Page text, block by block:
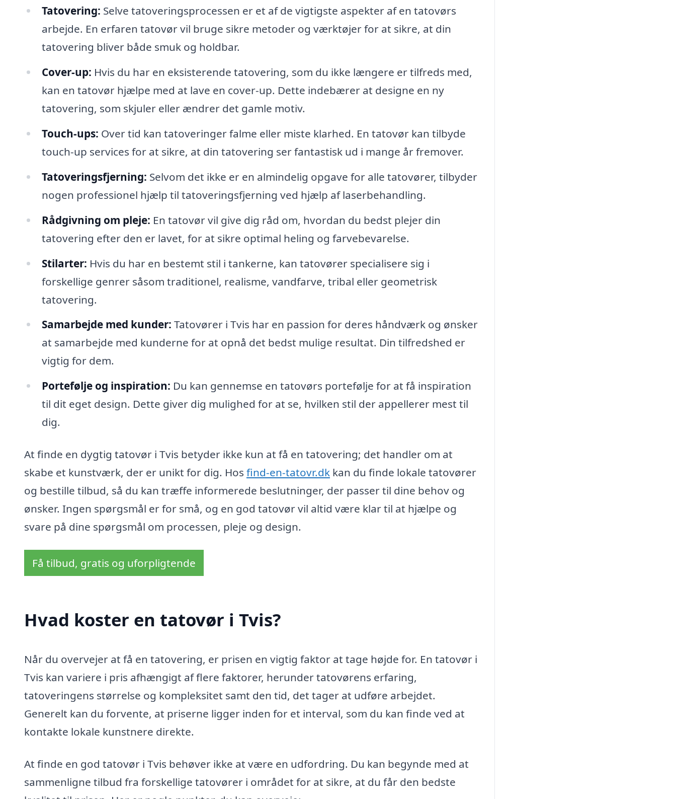
Tatovering: Selve tatoveringsprocessen er et af de vigtigste aspekter af en tatovørs
arbejde. En erfaren tatovør vil bruge sikre metoder og værktøjer for at sikre, at din
tatovering bliver både smuk og holdbar.
Cover-up: Hvis du har en eksisterende tatovering, som du ikke længere er tilfreds med,
kan en tatovør hjælpe med at lave en cover-up. Dette indebærer at designe en ny
tatovering, som skjuler eller ændrer det gamle motiv.
Touch-ups: Over tid kan tatoveringer falme eller miste klarhed. En tatovør kan tilbyde
touch-up services for at sikre, at din tatovering ser fantastisk ud i mange år fremover.
Tatoveringsfjerning: Selvom det ikke er en almindelig opgave for alle tatovører, tilbyder
nogen professionel hjælp til tatoveringsfjerning ved hjælp af laserbehandling.
Rådgivning om pleje: En tatovør vil give dig råd om, hvordan du bedst plejer din
tatovering efter den er lavet, for at sikre optimal heling og farvebevarelse.
Stilarter: Hvis du har en bestemt stil i tankerne, kan tatovører specialisere sig i
forskellige genrer såsom traditionel, realisme, vandfarve, tribal eller geometrisk
tatovering.
Samarbejde med kunder: Tatovører i Tvis har en passion for deres håndværk og ønsker
at samarbejde med kunderne for at opnå det bedst mulige resultat. Din tilfredshed er
vigtig for dem.
Portefølje og inspiration: Du kan gennemse en tatovørs portefølje for at få inspiration
til dit eget design. Dette giver dig mulighed for at se, hvilken stil der appellerer mest til
dig.
At finde en dygtig tatovør i Tvis betyder ikke kun at få en tatovering; det handler om at
skabe et kunstværk, der er unikt for dig. Hos find-en-tatovr.dk kan du finde lokale tatovører
og bestille tilbud, så du kan træffe informerede beslutninger, der passer til dine behov og
ønsker. Ingen spørgsmål er for små, og en god tatovør vil altid være klar til at hjælpe og
svare på dine spørgsmål om processen, pleje og design.
Få tilbud, gratis og uforpligtende
Hvad koster en tatovør i Tvis?
Når du overvejer at få en tatovering, er prisen en vigtig faktor at tage højde for. En tatovør i
Tvis kan variere i pris afhængigt af flere faktorer, herunder tatovørens erfaring,
tatoveringens størrelse og kompleksitet samt den tid, det tager at udføre arbejdet.
Generelt kan du forvente, at priserne ligger inden for et interval, som du kan finde ved at
kontakte lokale kunstnere direkte.
At finde en god tatovør i Tvis behøver ikke at være en udfordring. Du kan begynde med at
sammenligne tilbud fra forskellige tatovører i området for at sikre, at du får den bedste